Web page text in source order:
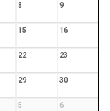
8 9
15 16
22 23
29 30
5 6